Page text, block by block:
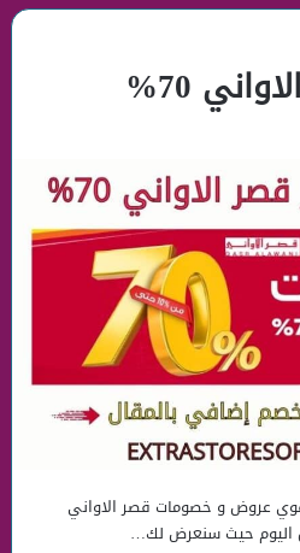
70%
عروض و خصومات قصر الاواني